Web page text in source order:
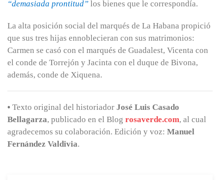
“demasiada prontitud” los bienes que le correspondía.
La alta posición social del marqués de La Habana propició
que sus tres hijas ennoblecieran con sus matrimonios:
Carmen se casó con el marqués de Guadalest, Vicenta con
el conde de Torrejón y Jacinta con el duque de Bivona,
además, conde de Xiquena.
• Texto original del historiador José Luis Casado
Bellagarza, publicado en el Blog rosaverde.com, al cual
agradecemos su colaboración. Edición y voz: Manuel
Fernández Valdivia.